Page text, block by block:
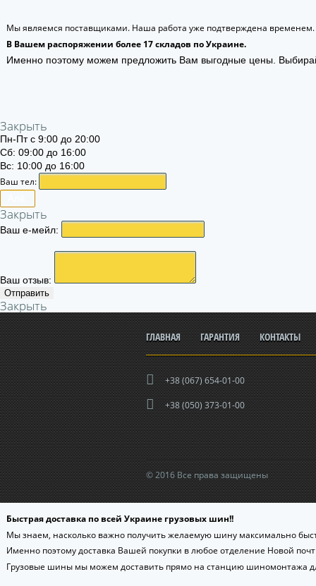
Мы являемся поставщиками. Наша работа уже подтверждена временем.
В Вашем распоряжении более 17 складов по Украине.
Именно поэтому можем предложить Вам выгодные цены.
Закрыть
Пн-Пт с 9:00 до 20:00
Сб: 09:00 до 16:00
Вс: 10:00 до 16:00
Ваш тел:
Закрыть
Ваш е-мейл:
Ваш отзыв:
Отправить
Закрыть
ГЛАВНАЯ ГАРАНТИЯ КОНТАКТЫ
+38 (067) 654-01-00
+38 (050) 373-01-00
© 2016 Все права защищены
Быстрая доставка по всей Украине грузовых шин!!
Мы знаем, насколько важно получить желаемую шину максимально
Именно поэтому доставка Вашей покупки в любое отделение Новой
Грузовые шины мы можем доставить прямо на станцию шиномонтажа